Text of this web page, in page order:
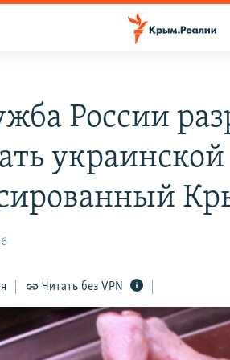
России
Читать без VPN